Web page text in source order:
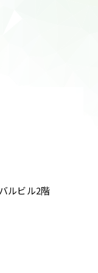
ルビル2階